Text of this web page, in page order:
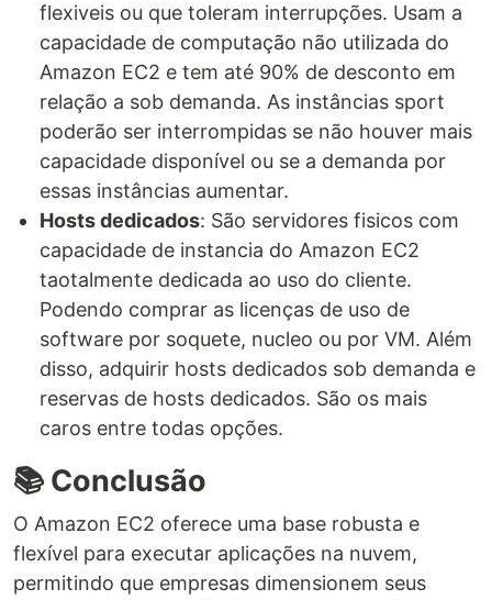
flexiveis ou que toleram interrupções. Usam a
capacidade de computação não utilizada do
Amazon EC2 e tem até 90% de desconto em
relação a sob demanda. As instâncias sport
poderão ser interrompidas se não houver mais
capacidade disponível ou se a demanda por
essas instâncias aumentar.
Hosts dedicados: São servidores fisicos com
capacidade de instancia do Amazon EC2
taotalmente dedicada ao uso do cliente.
Podendo comprar as licenças de uso de
software por soquete, nucleo ou por VM. Além
disso, adquirir hosts dedicados sob demanda e
reservas de hosts dedicados. São os mais
caros entre todas opções.
📚 Conclusão
O Amazon EC2 oferece uma base robusta e
flexível para executar aplicações na nuvem,
permitindo que empresas dimensionem seus